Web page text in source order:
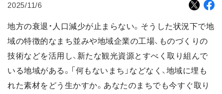
2025/11/6
地方の衰退・人口減少が止まらない。そうした状況下で地
域の特徴的なまち並みや地域企業の工場、ものづくりの
技術などを活用し、新たな観光資源とすべく取り組んで
いる地域がある。「何もないまち」などなく、地域に埋も
れた素材をどう生かすか。あなたのまちでも今すぐ取り